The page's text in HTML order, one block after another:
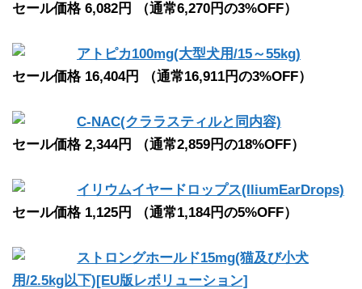
セール価格 6,082円 （通常6,270円の3%OFF）
アトピカ100mg(大型犬用/15～55kg)
セール価格 16,404円 （通常16,911円の3%OFF）
C-NAC(クララスティルと同内容)
セール価格 2,344円 （通常2,859円の18%OFF）
イリウムイヤードロップス(IliumEarDrops)
セール価格 1,125円 （通常1,184円の5%OFF）
ストロングホールド15mg(猫及び小犬
用/2.5kg以下)[EU版レボリューション]